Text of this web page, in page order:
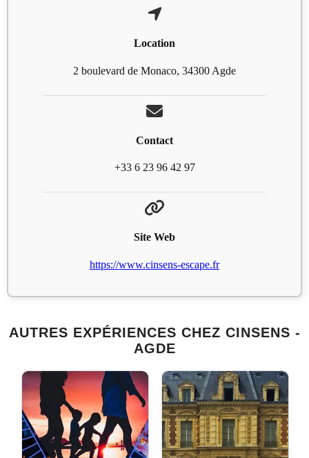
Location
2 boulevard de Monaco, 34300 Agde
Contact
+33 6 23 96 42 97
Site Web
https://www.cinsens-escape.fr
AUTRES EXPÉRIENCES CHEZ CINSENS -
AGDE